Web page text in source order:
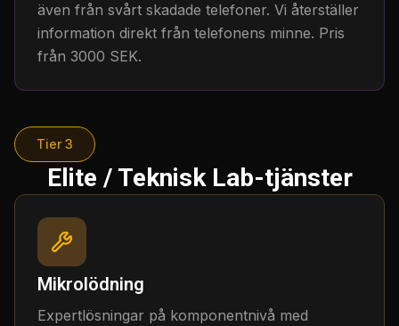
även från svårt skadade telefoner. Vi återställer
information direkt från telefonens minne. Pris
från 3000 SEK.
Tier 3
Elite / Teknisk Lab-tjänster
Mikrolödning
Expertlösningar på komponentnivå med